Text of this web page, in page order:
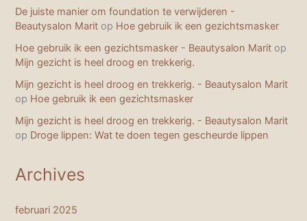
De juiste manier om foundation te verwijderen -
Beautysalon Marit op Hoe gebruik ik een gezichtsmasker
Hoe gebruik ik een gezichtsmasker - Beautysalon Marit op
Mijn gezicht is heel droog en trekkerig.
Mijn gezicht is heel droog en trekkerig. - Beautysalon Marit
op Hoe gebruik ik een gezichtsmasker
Mijn gezicht is heel droog en trekkerig. - Beautysalon Marit
op Droge lippen: Wat te doen tegen gescheurde lippen
Archives
februari 2025